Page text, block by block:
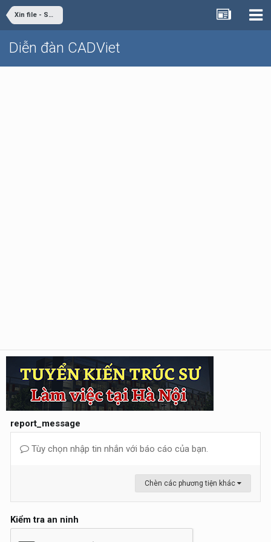
Xin file - Share file
Diễn đàn CADViet
report_message
Tùy chọn nhập tin nhắn với báo cáo của bạn.
Chèn các phương tiện khác
Kiểm tra an ninh